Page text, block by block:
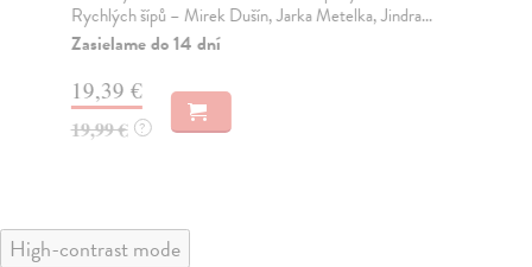
Rychlých šípů – Mirek Dušín, Jarka Metelka, Jindra...
Zasielame do 14 dní
19,39 €
19,99 € ?
High-contrast mode